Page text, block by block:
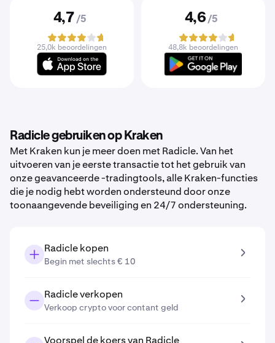
4,7 /5
25,0k beoordelingen
4,6 /5
48,8k beoordelingen
Radicle gebruiken op Kraken
Met Kraken kun je meer doen met Radicle. Van het
uitvoeren van je eerste transactie tot het gebruik van
onze geavanceerde -tradingtools, alle Kraken-functies
die je nodig hebt worden ondersteund door onze
toonaangevende beveiliging en 24/7 ondersteuning.
Radicle kopen
Begin met slechts € 10
Radicle verkopen
Verkoop crypto voor contant geld
Voorspel de koers van Radicle